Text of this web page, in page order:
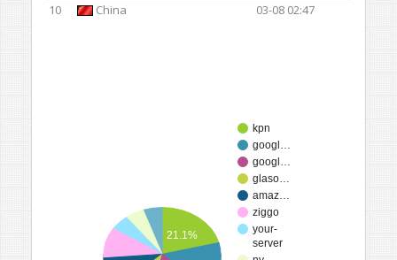
10
China 03-08 02:47
kpn
googl…
googl…
glaso…
amaz…
ziggo
your-
server
21.1%